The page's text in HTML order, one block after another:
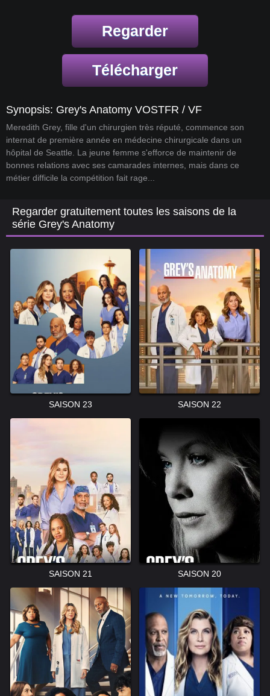
Regarder
Télécharger
Synopsis: Grey's Anatomy VOSTFR / VF
Meredith Grey, fille d'un chirurgien très réputé, commence son
internat de première année en médecine chirurgicale dans un
hôpital de Seattle. La jeune femme s'efforce de maintenir de
bonnes relations avec ses camarades internes, mais dans ce
métier difficile la compétition fait rage...
Regarder gratuitement toutes les saisons de la
série Grey's Anatomy
SAISON 23 SAISON 22
SAISON 21 SAISON 20